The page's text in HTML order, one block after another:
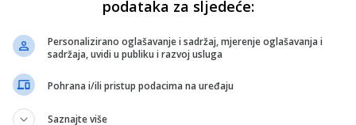
poziciju kao dominantnog tima iz Banjaluke, dok se
podataka za sljedeće:
Personalizirano oglašavanje i sadržaj, mjerenje oglašavanja i
sadržaja, uvidi u publiku i razvoj usluga
Pohrana i/ili pristup podacima na uređaju
Saznajte više